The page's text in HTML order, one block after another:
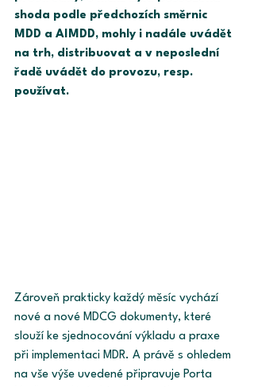
shoda podle předchozích směrnic
MDD a AIMDD, mohly i nadále uvádět
na trh, distribuovat a v neposlední
řadě uvádět do provozu, resp.
používat.
Zároveň prakticky každý měsíc vychází
nové a nové MDCG dokumenty, které
slouží ke sjednocování výkladu a praxe
při implementaci MDR. A právě s ohledem
na vše výše uvedené připravuje Porta